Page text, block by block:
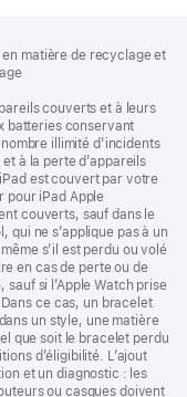
matière de recyclage et
couverts et à leurs
batteries conservant
illimité d’incidents
à la perte d’appareils
est couvert par votre
pour iPad Apple
couverts, sauf dans le
ne s’applique pas à un
s’il est perdu ou volé
en cas de perte ou de
sauf si l’Apple Watch prise
ce cas, un bracelet
un style, une matière
que soit le bracelet perdu
d’éligibilité. L’ajout
et un diagnostic : les
ou casques doivent